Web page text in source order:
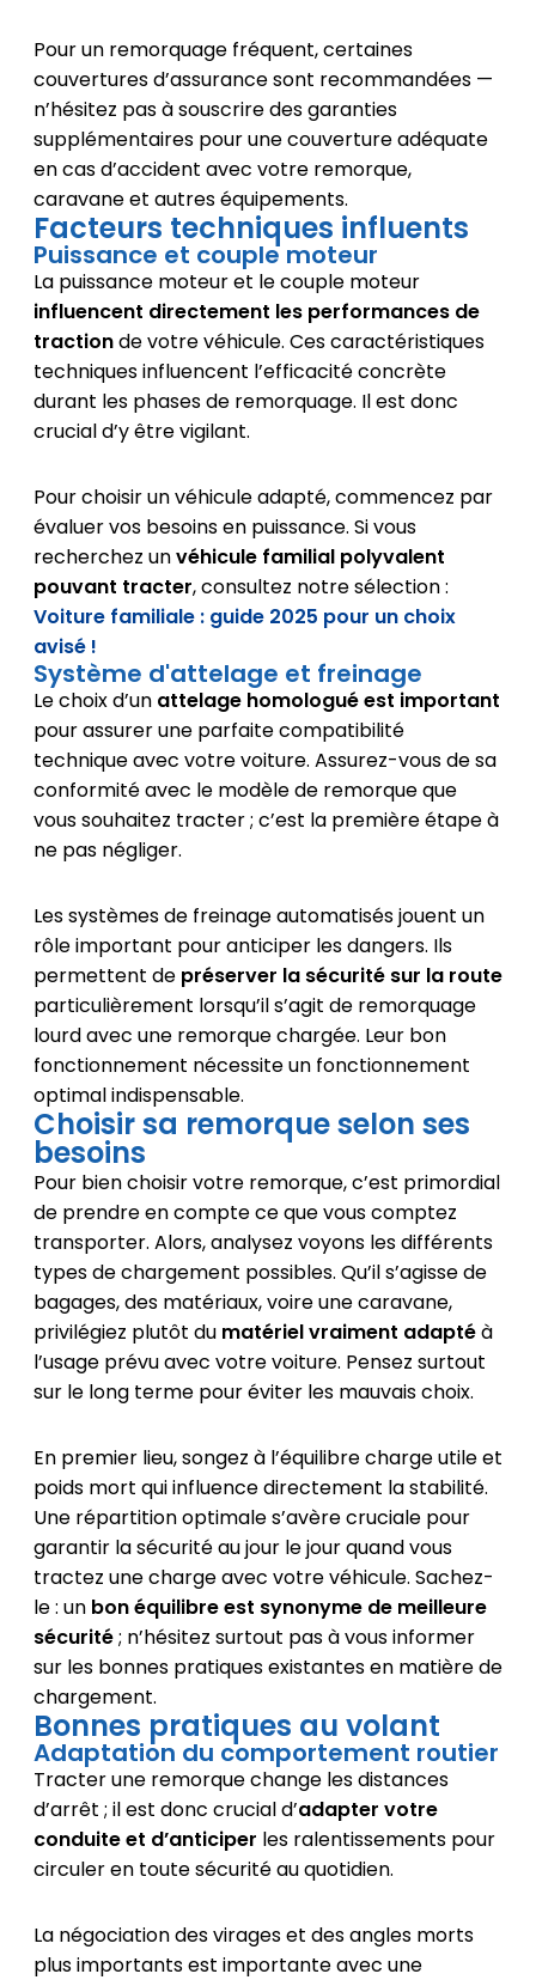
Pour un remorquage fréquent, certaines
couvertures d’assurance sont recommandées —
n’hésitez pas à souscrire des garanties
supplémentaires pour une couverture adéquate
en cas d’accident avec votre remorque,
caravane et autres équipements.
Facteurs techniques influents
Puissance et couple moteur
La puissance moteur et le couple moteur
influencent directement les performances de
tractionde votre véhicule. Ces caractéristiques
techniques influencent l’efficacité concrète
durant les phases de remorquage. Il est donc
crucial d’y être vigilant.
Pour choisir un véhicule adapté, commencez par
évaluer vos besoins en puissance. Si vous
recherchez unvéhicule familial polyvalent
pouvant tracter, consultez notre sélection :
Voiture familiale : guide 2025 pour un choix
avisé !
Système d'attelage et freinage
Le choix d’un attelage homologué est important
pour assurer une parfaite compatibilité
technique avec votre voiture. Assurez-vous de sa
conformité avec le modèle de remorque que
vous souhaitez tracter ; c’est la première étape à
ne pas négliger.
Les systèmes de freinage automatisés jouent un
rôle important pour anticiper les dangers. Ils
permettent de préserver la sécurité sur la route
particulièrement lorsqu’il s’agit de remorquage
lourd avec une remorque chargée. Leur bon
fonctionnement nécessite un fonctionnement
optimal indispensable.
Choisir sa remorque selon ses
besoins
Pour bien choisir votre remorque, c’est primordial
de prendre en compte ce que vous comptez
transporter. Alors, analysez voyons les différents
types de chargement possibles. Qu’il s’agisse de
bagages, des matériaux, voire une caravane,
privilégiez plutôt du matériel vraiment adaptéà
l’usage prévu avec votre voiture. Pensez surtout
sur le long terme pour éviter les mauvais choix.
En premier lieu, songez à l’équilibre charge utile et
poids mort qui influence directement la stabilité.
Une répartition optimale s’avère cruciale pour
garantir la sécurité au jour le jour quand vous
tractez une charge avec votre véhicule. Sachez-
le : un bon équilibre est synonyme de meilleure
sécurité; n’hésitez surtout pas à vous informer
sur les bonnes pratiques existantes en matière de
chargement.
Bonnes pratiques au volant
Adaptation du comportement routier
Tracter une remorque change les distances
d’arrêt ; il est donc crucial d’adapter votre
conduite et d’anticiper les ralentissements pour
circuler en toute sécurité au quotidien.
La négociation des virages et des angles morts
plus importants est importante avec une